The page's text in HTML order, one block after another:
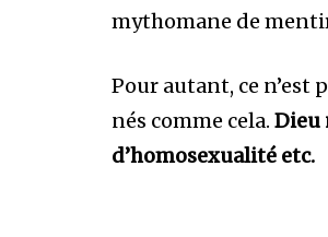
mythomane de
Pour autant, ce n’est
nés comme cela. Dieu
d’homosexualité etc.